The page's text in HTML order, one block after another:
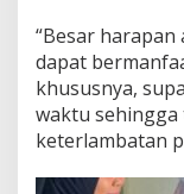
“Besar
dapat
khususnya,
waktu
keterlambatan